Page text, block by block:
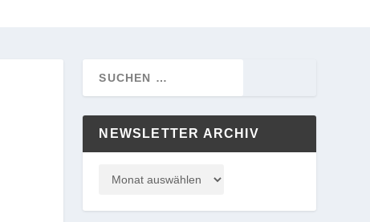
NEWSLETTER ARCHIV